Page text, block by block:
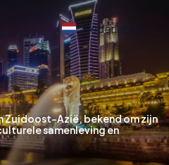
Nederlands
Zuidoost-Azië, bekend om zijn
samenleving en